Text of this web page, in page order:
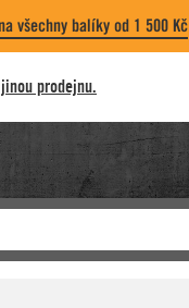
všechny balíky od 1 500 Kč
prodejnu.